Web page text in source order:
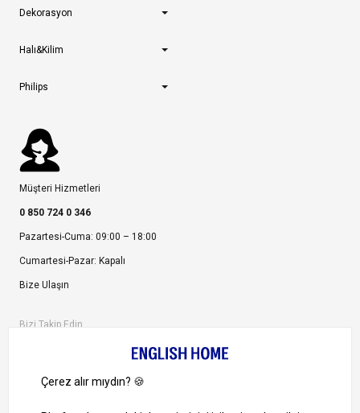
Dekorasyon
Halı&Kilim
Philips
Müşteri Hizmetleri
0 850 724 0 346
Pazartesi-Cuma: 09:00 – 18:00
Cumartesi-Pazar: Kapalı
Bize Ulaşın
Bizi Takip Edin